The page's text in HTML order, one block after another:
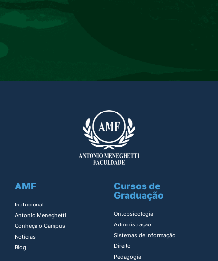
AMF
Intitucional
Antonio Meneghetti
Conheça o Campus
Notícias
Blog
Cursos de
Graduação
Ontopsicologia ​
Administração​
Sistemas de Informação​
Direito​
Pedagogia